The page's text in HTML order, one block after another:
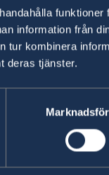
funktioner
information från
tur kombinera
deras tjänster.
för
med minst